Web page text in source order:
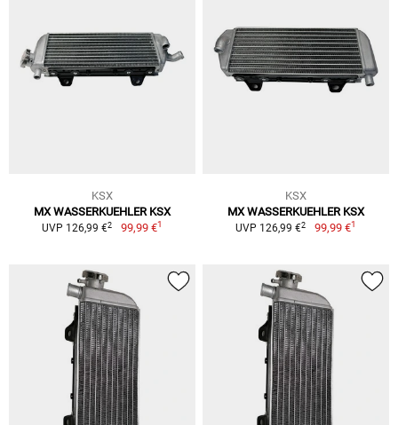
KSX
MX WASSERKUEHLER KSX
UVP 126,99 €2 99,99 €1
KSX
MX WASSERKUEHLER KSX
UVP 126,99 €2 99,99 €1